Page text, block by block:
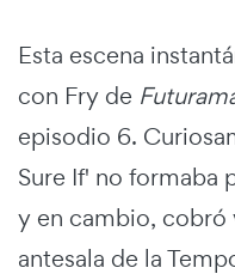
Esta escena
con Fry de
episodio 6.
Sure If' no formaba
y en cambio, cobró
antesala de la